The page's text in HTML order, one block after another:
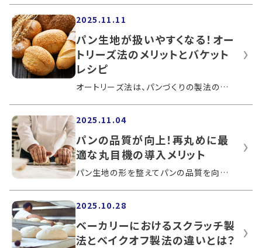
2025.11.11
パン生地が扱いやすくなる！オー
トリーズ法のメリットとバケット
レシピ
オートリーズ法は、パンづくりの製法のひとつです。こねる前に、小麦粉と水を混ぜ合わせてしばらく置くという工程を追加するだけで、なめら...
2025.11.04
パンの品質が向上！再丸めに最
適な丸目機の導入メリット
パン生地の形を整えてパンの品質を向上させる役割があるのが、再丸目という工程です。製パン工場など大量生産を行う現場では、丸目機が活用...
2025.10.28
ベーカリーにおけるスクラッチ製
法とベイクオフ製法の違いとは？